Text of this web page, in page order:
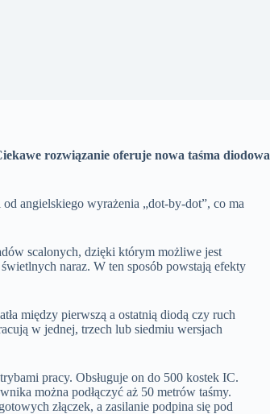
rozwiązanie oferuje nowa taśma diodowa
angielskiego wyrażenia „dot-by-dot”, co ma
scalonych, dzięki którym możliwe jest
naraz. W ten sposób powstają efekty
między pierwszą a ostatnią diodą czy ruch
w jednej, trzech lub siedmiu wersjach
pracy. Obsługuje on do 500 kostek IC.
można podłączyć aż 50 metrów taśmy.
złączek, a zasilanie podpina się pod